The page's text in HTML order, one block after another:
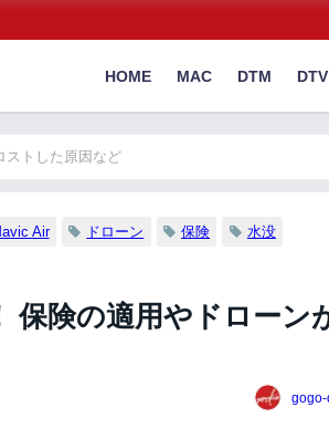
HOME MAC DTM DTV
ストした原因など
Air ドローン 保険 水没
保険の適用やドローン